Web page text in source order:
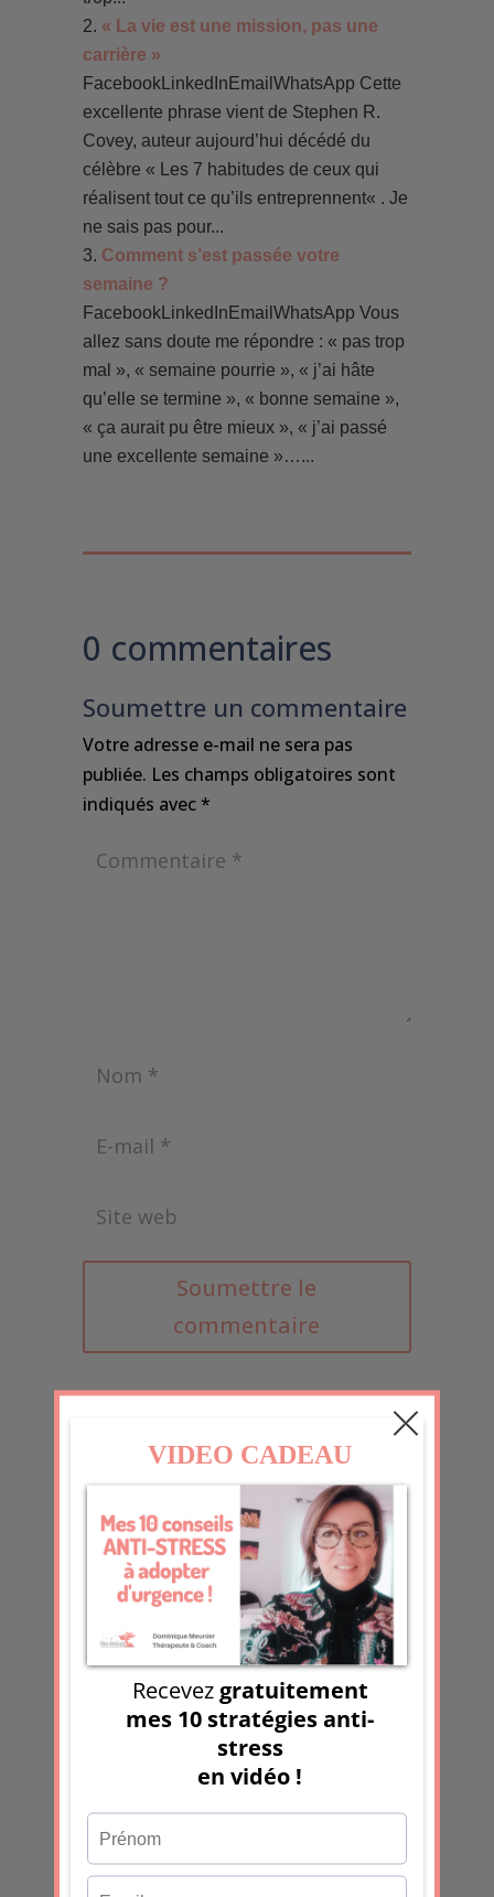
« La vie est une mission, pas une
carrière »
FacebookLinkedInEmailWhatsApp Cette
excellente phrase vient de Stephen R.
Covey, auteur aujourd’hui décédé du
célèbre « Les 7 habitudes de ceux qui
réalisent tout ce qu’ils entreprennent« . Je
ne sais pas pour...
Comment s’est passée votre
semaine ?
FacebookLinkedInEmailWhatsApp Vous
allez sans doute me répondre : « pas trop
mal », « semaine pourrie », « j’ai hâte
qu’elle se termine », « bonne semaine »,
« ça aurait pu être mieux », « j’ai passé
une excellente semaine »…...
0 commentaires
Soumettre un commentaire
Votre adresse e-mail ne sera pas
publiée. Les champs obligatoires sont
indiqués avec*
Soumettre le
commentaire
Ce site utilise Akismet pour réduire les
indésirables.En savoir plus sur la façon
commentaires sont traitées.
Les derniers articles
30 jours de journaling émotionnel :
l’expérience que je teste en ce moment
Fatiguées de tenir
Des faits. Pas des films !
Et si votre frustration n’était pas le
problème, mais le message ?